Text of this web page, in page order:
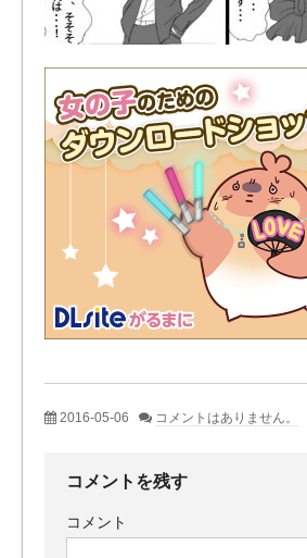
2016-05-06 コメントはありません。
コメントを残す
コメント